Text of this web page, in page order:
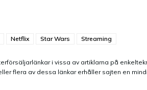
Netflix Star Wars Streaming
i vissa av artiklarna på
flera av dessa länkar erhåller sajten en